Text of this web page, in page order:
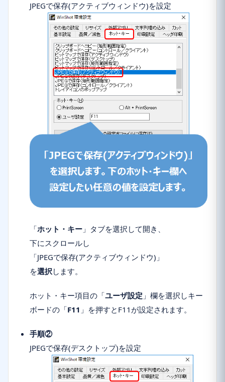
JPEGで保存(アクティブウィンドウ)を設定
「ホット・キー 」タブを選択して開き、
下にスクロールし
「JPEGで保存(アクティブウィンドウ) 」
を選択 します。
ホット・キー項目の「ユーザ設定 」欄を選択しキー
ボードの「F11 」を押すとF11が設定されます。
手順②
JPEGで保存(デスクトップ)を設定